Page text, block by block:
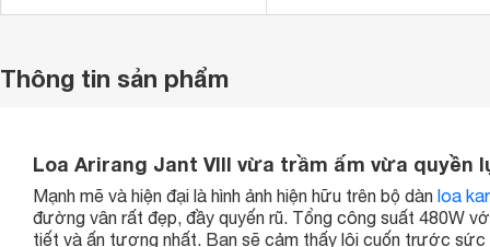
Thông tin sản phẩm
Loa Arirang Jant VIII vừa trầm ấm vừa quyền
Mạnh mẽ và hiện đại là hình ảnh hiện hữu trên bộ dàn loa
đường vân rất đẹp, đầy quyến rũ. Tổng công suất 480W
tiết và ấn tượng nhất. Bạn sẽ cảm thấy lôi cuốn trước sức